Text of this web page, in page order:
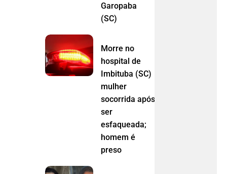
Garopaba
(SC)
Morre no
hospital de
Imbituba (SC)
mulher
socorrida após
ser
esfaqueada;
homem é
preso